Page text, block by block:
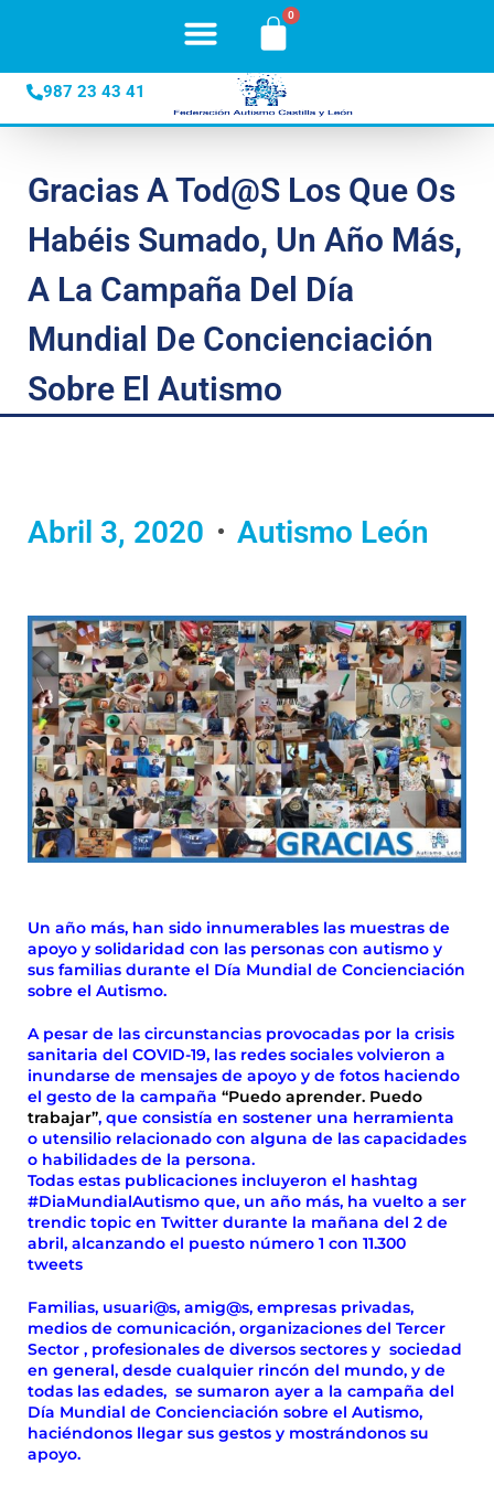
987 23 43 41
Gracias A Tod@s Los Que Os
Habéis Sumado, Un Año Más,
A La Campaña Del Día
Mundial De Concienciación
Sobre El Autismo
Abril 3, 2020 Autismo León
Un año más, han sido innumerables las muestras de
apoyo y solidaridad con las personas con autismo y
sus familias durante el Día Mundial de Concienciación
sobre el Autismo.
A pesar de las circunstancias provocadas por la crisis
sanitaria del COVID-19, las redes sociales volvieron a
inundarse de mensajes de apoyo y de fotos haciendo
el gesto de la campaña “Puedo aprender. Puedo
trabajar”, que consistía en sostener una herramienta
o utensilio relacionado con alguna de las capacidades
o habilidades de la persona.
Todas estas publicaciones incluyeron el hashtag
#DiaMundialAutismo que, un año más, ha vuelto a ser
trendic topic en Twitter durante la mañana del 2 de
abril, alcanzando el puesto número 1 con 11.300
tweets
Familias, usuari@s, amig@s, empresas privadas,
medios de comunicación, organizaciones del Tercer
Sector , profesionales de diversos sectores y sociedad
en general, desde cualquier rincón del mundo, y de
todas las edades, se sumaron ayer a la campaña del
Día Mundial de Concienciación sobre el Autismo,
haciéndonos llegar sus gestos y mostrándonos su
apoyo.